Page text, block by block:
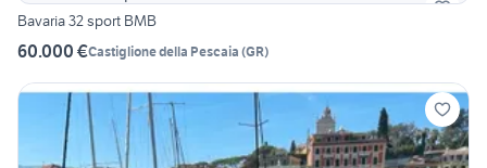
Bavaria 32 sport BMB
60.000 €Castiglione della Pescaia (GR)